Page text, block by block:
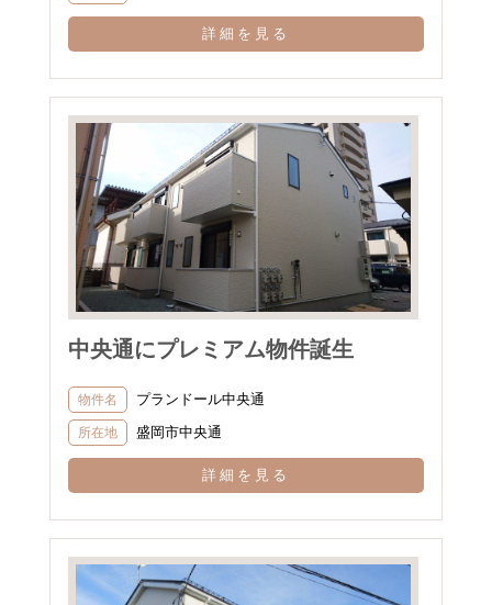
詳細を見る
中央通にプレミアム物件誕生
物件名 プランドール中央通
所在地 盛岡市中央通
詳細を見る